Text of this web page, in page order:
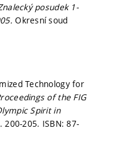
posudek 1-
Okresní soud
Technology for
of the FIG
Spirit in
200-205. ISBN: 87-